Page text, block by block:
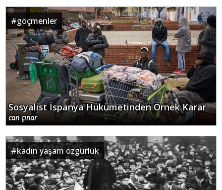
#göçmenler
Sosyalist İspanya Hükümetinden Örnek Karar
can çınar
#kadın yaşam özgürlük